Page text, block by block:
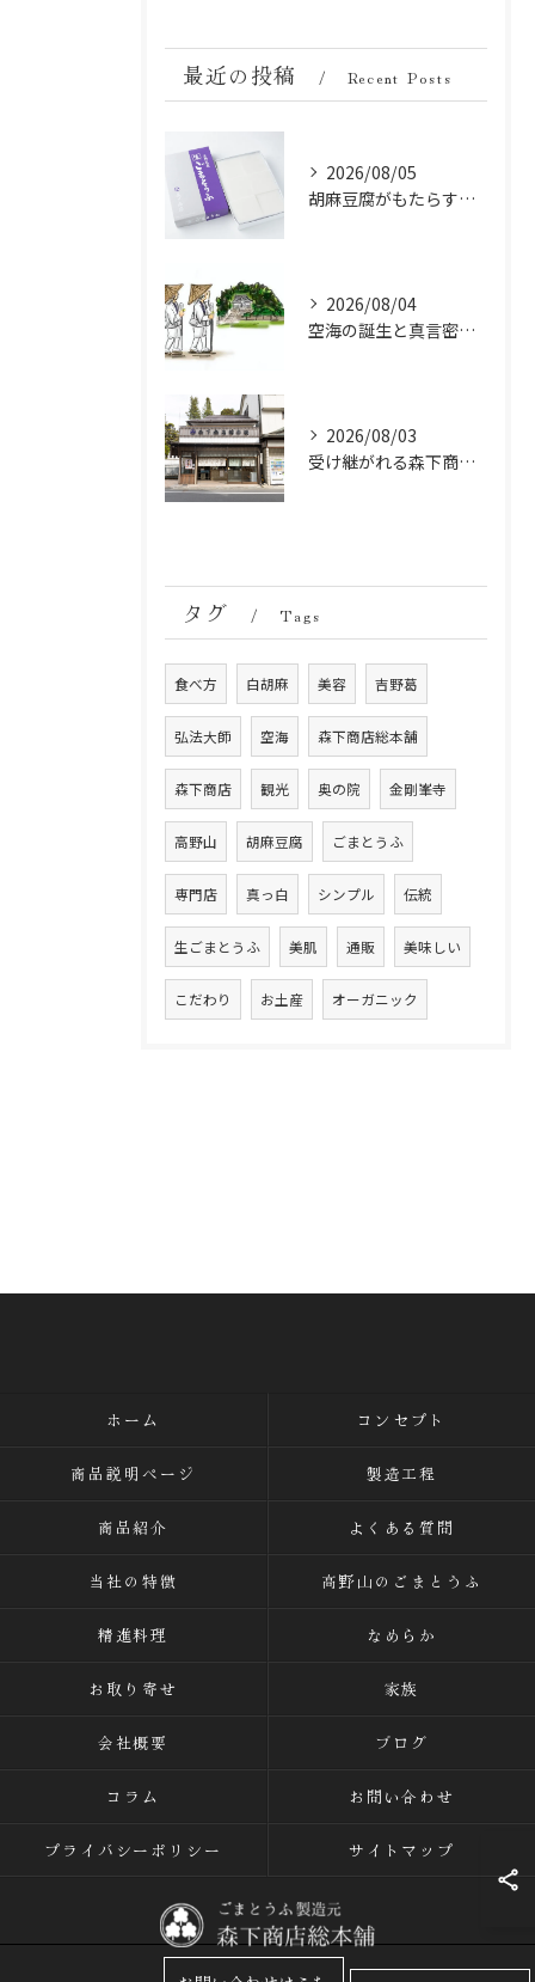
最近の投稿 Recent Posts
2026/08/05
胡麻豆腐がもたらす美肌の秘密：ビタミンEと抗酸化成分の力
2026/08/04
空海の誕生と真言密教の始まり：お遍路伝説の起点
2026/08/03
受け継がれる森下商店総本舗の胡麻豆腐誕生秘話
タグ Tags
食べ方 白胡麻 美容 吉野葛
弘法大師 空海 森下商店総本舗
森下商店 観光 奥の院 金剛峯寺
高野山 胡麻豆腐 ごまとうふ
専門店 真っ白 シンプル 伝統
生ごまとうふ 美肌 通販 美味しい
こだわり お土産 オーガニック
ホーム コンセプト
商品説明ページ 製造工程
商品紹介 よくある質問
当社の特徴 高野山のごまとうふ
精進料理 なめらか
お取り寄せ 家族
会社概要 ブログ
コラム お問い合わせ
プライバシーポリシー サイトマップ